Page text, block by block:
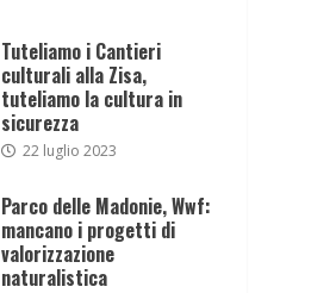
Tuteliamo i Cantieri
culturali alla Zisa,
tuteliamo la cultura in
sicurezza
22 luglio 2023
Parco delle Madonie, Wwf:
mancano i progetti di
valorizzazione
naturalistica